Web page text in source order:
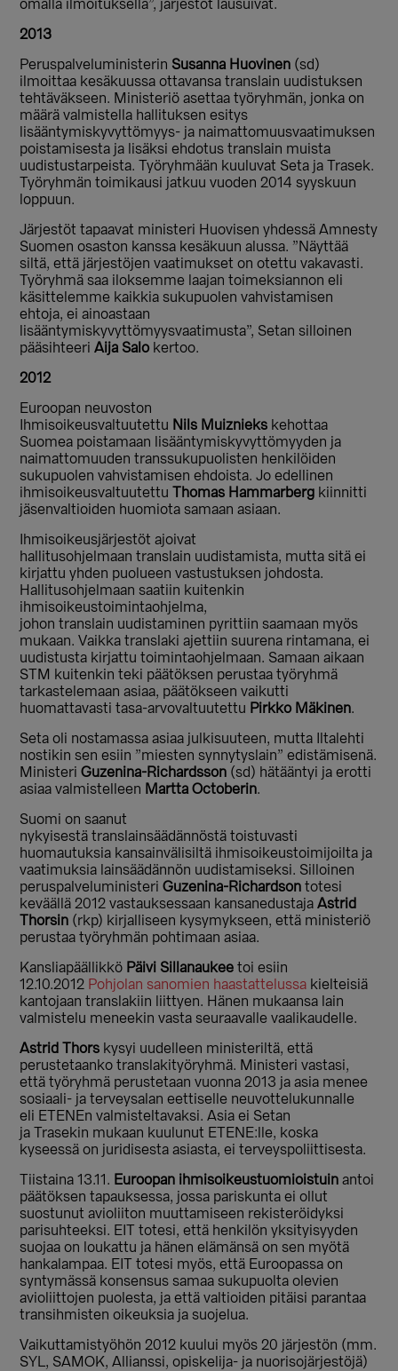
omalla ilmoituksella”, järjestöt lausuivat.
2013
Peruspalveluministerin Susanna Huovinen (sd)
ilmoittaa kesäkuussa ottavansa translain uudistuksen
tehtäväkseen. Ministeriö asettaa työryhmän, jonka on
määrä valmistella hallituksen esitys
lisääntymiskyvyttömyys- ja naimattomuusvaatimuksen
poistamisesta ja lisäksi ehdotus translain muista
uudistustarpeista. Työryhmään kuuluvat Seta ja Trasek.
Työryhmän toimikausi jatkuu vuoden 2014 syyskuun
loppuun.
Järjestöt tapaavat ministeri Huovisen yhdessä Amnesty
Suomen osaston kanssa kesäkuun alussa. ”Näyttää
siltä, että järjestöjen vaatimukset on otettu vakavasti.
Työryhmä saa iloksemme laajan toimeksiannon eli
käsittelemme kaikkia sukupuolen vahvistamisen
ehtoja, ei ainoastaan
lisääntymiskyvyttömyysvaatimusta”, Setan silloinen
pääsihteeriAija Salo kertoo.
2012
Euroopan neuvoston
Ihmisoikeusvaltuutettu Nils Muiznieks kehottaa
Suomea poistamaan lisääntymiskyvyttömyyden ja
naimattomuuden transsukupuolisten henkilöiden
sukupuolen vahvistamisen ehdoista. Jo edellinen
ihmisoikeusvaltuutettu
Thomas Hammarberg kiinnitti
jäsenvaltioiden huomiota samaan asiaan.
Ihmisoikeusjärjestöt ajoivat
hallitusohjelmaan translain uudistamista, mutta sitä ei
kirjattu yhden puolueen vastustuksen johdosta.
Hallitusohjelmaan saatiin kuitenkin
ihmisoikeustoimintaohjelma,
johon translain uudistaminen pyrittiin saamaan myös
mukaan. Vaikka translaki ajettiin suurena rintamana, ei
uudistusta kirjattu toimintaohjelmaan. Samaan aikaan
STM kuitenkin teki päätöksen perustaa työryhmä
tarkastelemaan asiaa, päätökseen vaikutti
huomattavasti tasa-arvovaltuutettu Pirkko Mäkinen.
Seta oli nostamassa asiaa julkisuuteen, mutta Iltalehti
nostikin sen esiin ”miesten synnytyslain” edistämisenä.
MinisteriGuzenina-Richardsson (sd) hätääntyi ja erotti
asiaa valmistelleen Martta Octoberin.
Suomi on saanut
nykyisestä translainsäädännöstä toistuvasti
huomautuksia kansainvälisiltä ihmisoikeustoimijoilta ja
vaatimuksia lainsäädännön uudistamiseksi. Silloinen
peruspalveluministeriGuzenina-Richardson totesi
keväällä 2012 vastauksessaan kansanedustajaAstrid
Thorsin (rkp) kirjalliseen kysymykseen, että ministeriö
perustaa työryhmän pohtimaan asiaa.
Kansliapäällikkö Päivi Sillanaukee toi esiin
12.10.2012 Pohjolan sanomien haastattelussa kielteisiä
kantojaan translakiin liittyen. Hänen mukaansa lain
valmistelu meneekin vasta seuraavalle vaalikaudelle.
Astrid Thors kysyi uudelleen ministeriltä, että
perustetaanko translakityöryhmä. Ministeri vastasi,
että työryhmä perustetaan vuonna 2013 ja asia menee
sosiaali- ja terveysalan eettiselle neuvottelukunnalle
eli ETENEn valmisteltavaksi. Asia ei Setan
ja Trasekin mukaan kuulunut ETENE:lle, koska
kyseessä on juridisesta asiasta, ei terveyspoliittisesta.
Tiistaina 13.11. Euroopan ihmisoikeustuomioistuin antoi
päätöksen tapauksessa, jossa pariskunta ei ollut
suostunut avioliiton muuttamiseen rekisteröidyksi
parisuhteeksi. EIT totesi, että henkilön yksityisyyden
suojaa on loukattu ja hänen elämänsä on sen myötä
hankalampaa. EIT totesi myös, että Euroopassa on
syntymässä konsensus samaa sukupuolta olevien
avioliittojen puolesta, ja että valtioiden pitäisi parantaa
transihmisten oikeuksia ja suojelua.
Vaikuttamistyöhön 2012 kuului myös 20 järjestön (mm.
SYL, SAMOK, Allianssi, opiskelija- ja nuorisojärjestöjä)